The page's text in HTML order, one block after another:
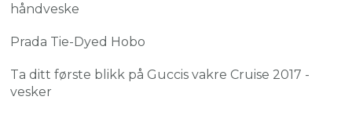
håndveske
Prada Tie-Dyed Hobo
Ta ditt første blikk på Guccis vakre Cruise 2017 -
vesker